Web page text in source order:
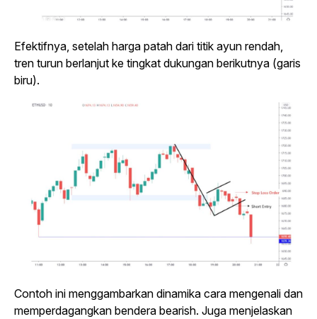
Efektifnya, setelah harga patah dari titik ayun rendah,
tren turun berlanjut ke tingkat dukungan berikutnya (garis
biru).
Contoh ini menggambarkan dinamika cara mengenali dan
memperdagangkan bendera bearish. Juga menjelaskan